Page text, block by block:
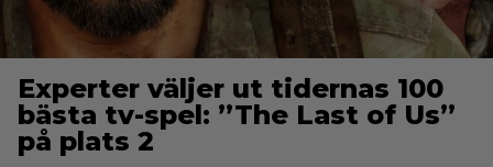
Experter väljer ut tidernas 100
bästa tv-spel: ”The Last of Us”
på plats 2